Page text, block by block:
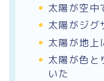
太陽が空中
太陽がジグ
太陽が地上
太陽が色と
いた